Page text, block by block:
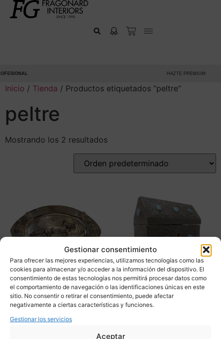
Gestionar consentimiento
Para ofrecer las mejores experiencias, utilizamos tecnologías como las
cookies para almacenar y/o acceder a la información del dispositivo. El
consentimiento de estas tecnologías nos permitirá procesar datos como
el comportamiento de navegación o las identificaciones únicas en este
sitio. No consentir o retirar el consentimiento, puede afectar
negativamente a ciertas características y funciones.
Gestionar los servicios
Aceptar
HAZTE PREMIUM
Inicio / Tienda / Productos etiquetados “peltre”
peltre
Mostrando los 2 resultados
Bandeja con zorro, peltre,
Art Nouveau, p. s. XX –
Francia
Joyero peltre y turquesas,
estilo navajo, 70’s –